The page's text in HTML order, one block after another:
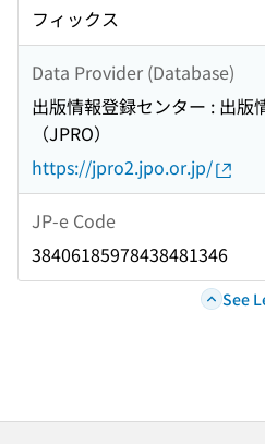
フィックス
Data Provider (Database)
出版情報登録センター : 出版
（JPRO）
https://jpro2.jpo.or.jp/
JP-e Code
38406185978438481346
See